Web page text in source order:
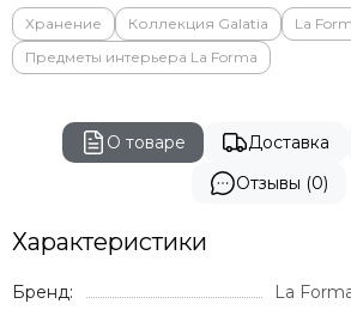
Vondom
Genart
GARDENIUS
BIZZ
Хранение Коллекция Galatia La
Предметы интерьера La Forma
О товаре Доставка
Отзывы (0)
Характеристики
Бренд:
La